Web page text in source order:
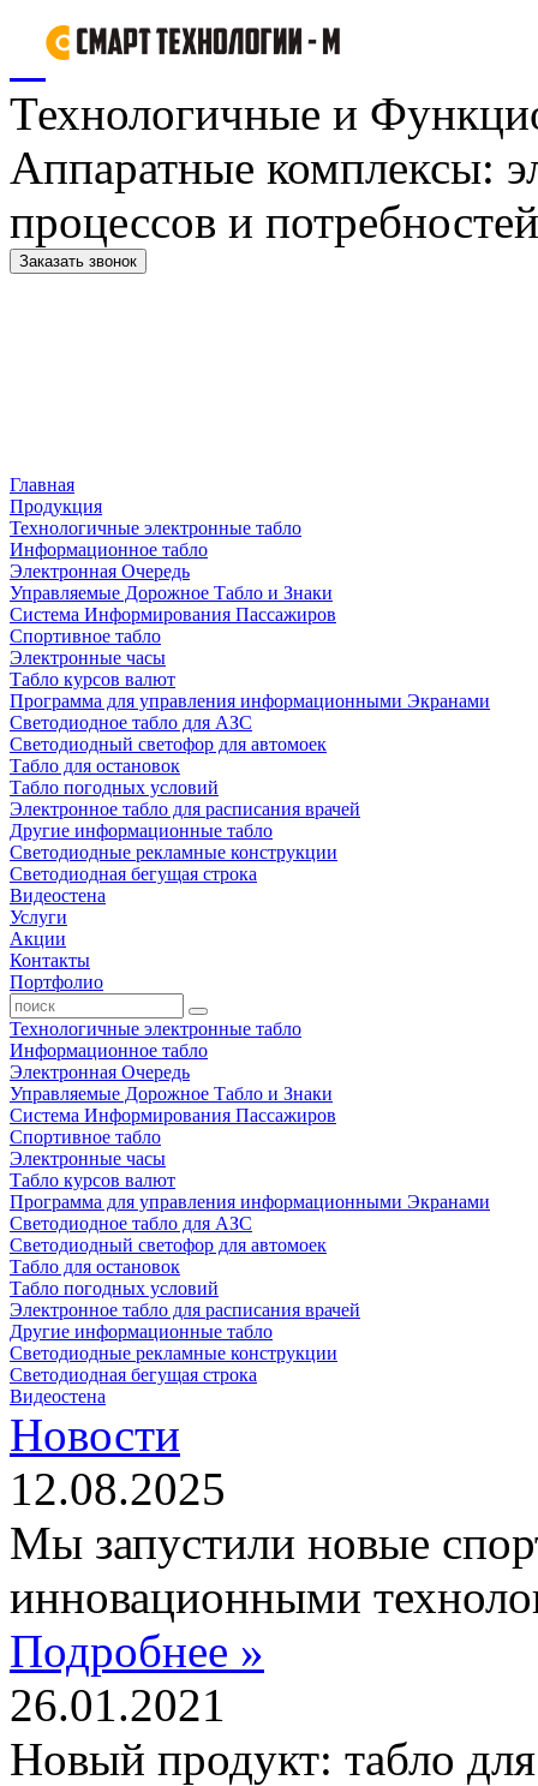
Технологичные и
Аппаратные комплексы:
процессов и
Заказать звонок
Главная
Продукция
Технологичные электронные табло
Информационное табло
Электронная Очередь
Управляемые Дорожное Табло и Знаки
Система Информирования Пассажиров
Спортивное табло
Электронные часы
Табло курсов валют
Программа для управления информационными Экранами
Светодиодное табло для АЗС
Светодиодный светофор для автомоек
Табло для остановок
Табло погодных условий
Электронное табло для расписания врачей
Другие информационные табло
Светодиодные рекламные конструкции
Светодиодная бегущая строка
Видеостена
Услуги
Акции
Контакты
Портфолио
Технологичные электронные табло
Информационное табло
Электронная Очередь
Управляемые Дорожное Табло и Знаки
Система Информирования Пассажиров
Спортивное табло
Электронные часы
Табло курсов валют
Программа для управления информационными Экранами
Светодиодное табло для АЗС
Светодиодный светофор для автомоек
Табло для остановок
Табло погодных условий
Электронное табло для расписания врачей
Другие информационные табло
Светодиодные рекламные конструкции
Светодиодная бегущая строка
Видеостена
Новости
12.08.2025
Мы запустили новые
инновационными
Подробнее »
26.01.2021
Новый продукт: табло